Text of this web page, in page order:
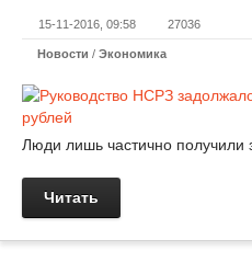
15-11-2016, 09:58 27036
Новости / Экономика
Люди лишь частично получили
Читать